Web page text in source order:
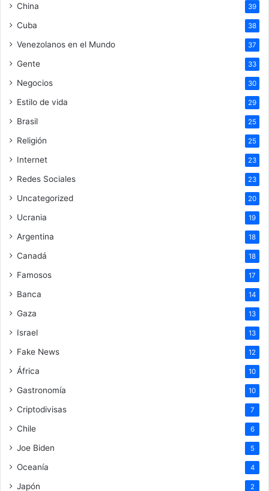
China 39
Cuba 38
Venezolanos en el Mundo 37
Gente 33
Negocios 30
Estilo de vida 29
Brasil 25
Religión 25
Internet 23
Redes Sociales 23
Uncategorized 20
Ucrania 19
Argentina 18
Canadá 18
Famosos 17
Banca 14
Gaza 13
Israel 13
Fake News 12
África 10
Gastronomía 10
Criptodivisas 7
Chile 6
Joe Biden 5
Oceanía 4
Japón 2